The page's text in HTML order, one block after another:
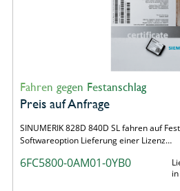
Fahren gegen Festanschlag
Preis auf Anfrage
SINUMERIK 828D 840D SL fahren auf
Softwareoption Lieferung einer Lizenz…
6FC5800-0AM01-0YB0